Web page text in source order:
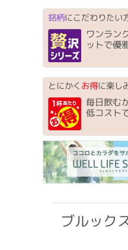
銘柄にこだわりたい
ワンラン
ットで優
とにかくお得に楽し
毎日飲む
低コスト
ブルック